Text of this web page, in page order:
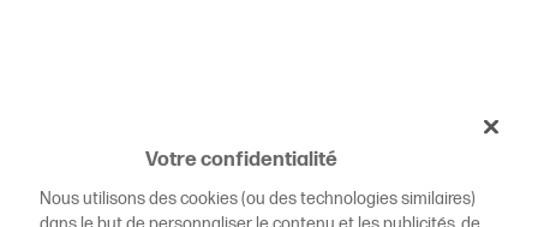
Votre confidentialité
Nous utilisons des cookies (ou des technologies similaires)